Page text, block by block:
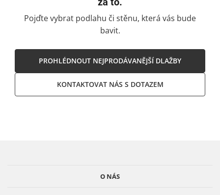
Pojďte vybrat podlahu či stěnu, která vás bude
bavit.
PROHLÉDNOUT NEJPRODÁVANĚJŠÍ DLAŽBY
KONTAKTOVAT NÁS S DOTAZEM
O NÁS